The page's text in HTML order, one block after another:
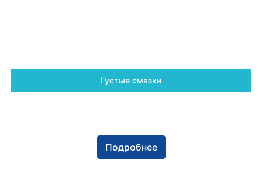
Густые смазки
Подробнее